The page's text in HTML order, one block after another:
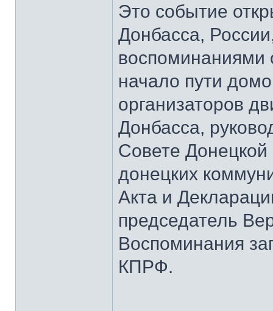
Это событие
Донбасса,
воспоминаниями
начало пути
организаторов
Донбасса,
Совете
донецких
Акта и
председатель
Воспоминания
КПРФ.